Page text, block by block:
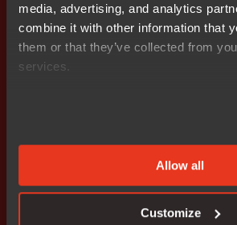
media, advertising, and analytics
combine it with other information that
them or that they’ve collected from
services.
Allow all
Customize
IAR의 앤더스 홈버그(Anders
드 기반 소프트웨어 개발이 점점 더 진
원과 리눅스용 IAR C-SPY 디버거 및 시
임베디드 기기의 범위 확장에 따른 지속
베디드 개발과 결합함으로써, IAR은 개
다”고 말했다.
이번 신규 버전 발표로 IAR은 소프트
운 요구를 충족하는 첨단 솔루션을 제